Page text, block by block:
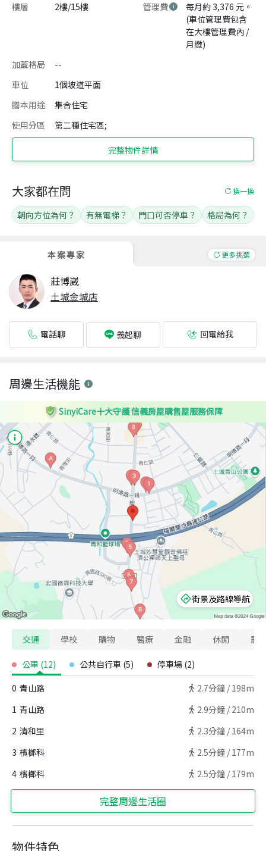
樓層
2樓/15樓 管理費
每月約 3,376 元。
(車位管理費包含
在大樓管理費內 /
月繳)
加蓋格局
--
車位
1個坡道平面
謄本用途
集合住宅
使用分區
第二種住宅區;
完整物件詳情
本案專家 更多挑選
莊博崴
土城金城店
電話聊 義起聊 回電給我
大家都在問 換一換
朝向方位為何？ 有無電梯？ 門口可否停車？ 格局為何？
物件特色
周邊生活機能
SinyiCare十大守護 信義房屋購售屋服務保障
街景及路線導航
交通 學校 購物 醫療 金融 休閒 寵
公車 (12) 公共自行車 (5) 停車場 (2)
0 青山路 2.7分鐘 / 198m
1 青山路 2.9分鐘 / 210m
2 清和里 2.3分鐘 / 164m
3 檳榔科 2.5分鐘 / 177m
4 檳榔科 2.5分鐘 / 179m
完整周邊生活圈